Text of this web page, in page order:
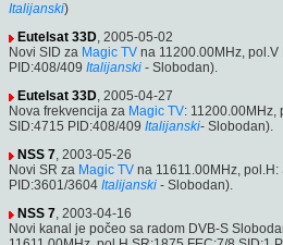
Italijanski)
Eutelsat 33D, 2005-05-02
Novi SID za Magic TV na 11200.00MHz,
PID:408/409 Italijanski - Slobodan).
Eutelsat 33D, 2005-04-27
Nova frekvencija za Magic TV: 11200.00MHz,
SID:4715 PID:408/409 Italijanski- Slobodan).
NSS 7, 2003-05-26
Novi SR za Magic TV na 11611.00MHz,
PID:3601/3604 Italijanski - Slobodan).
NSS 7, 2003-04-16
Novi kanal je počeo sa radom DVB-S